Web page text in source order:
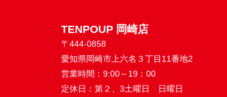
TENPOUP 岡崎店
〒444-0858
愛知県岡崎市上六名３丁目11番地2
営業時間： 9:00～19：00
定休日： 第２、3土曜日 日曜日